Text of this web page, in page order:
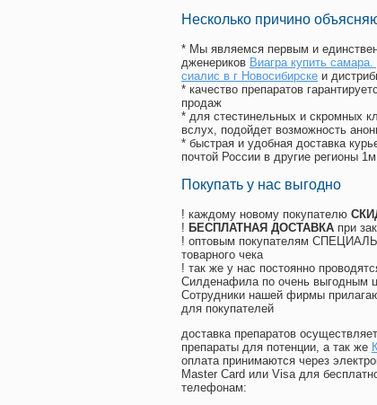
Несколько причино
* Мы являемся первым и
дженериков Виагра купить
сиалис в г Новосибирске и
* качество препаратов
продаж
* для стестинельных и скромных
вслух, подойдет возможность
* быстрая и удобная доставка
почтой России в другие регионы
Покупать у нас выгодно
! каждому новому покупателю
! БЕСПЛАТНАЯ ДОСТАВКА при
! оптовым покупателям
товарного чека
! так же у нас постоянно
Силденафила по очень выгодным
Cотрудники нашей фирмы
для покупателей
доставка препаратов
препараты для потенции, а так же
оплата принимаются через
Master Card или Visa для
телефонам: